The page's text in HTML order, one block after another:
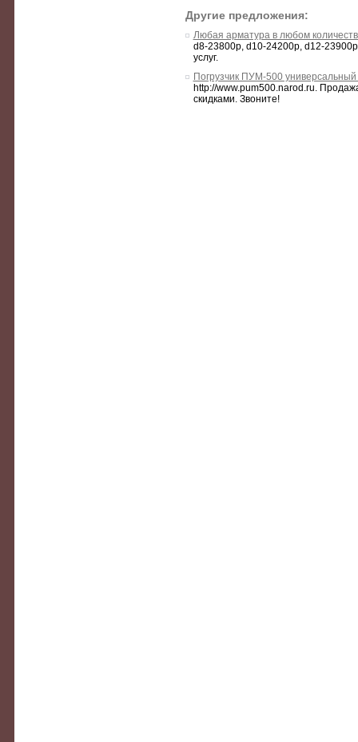
Другие предложения:
Любая арматура в любом
d8-23800р, d10-24200р, d12-
услуг.
Погрузчик ПУМ-500
http://www.pum500.narod.ru.
скидками. Звоните!